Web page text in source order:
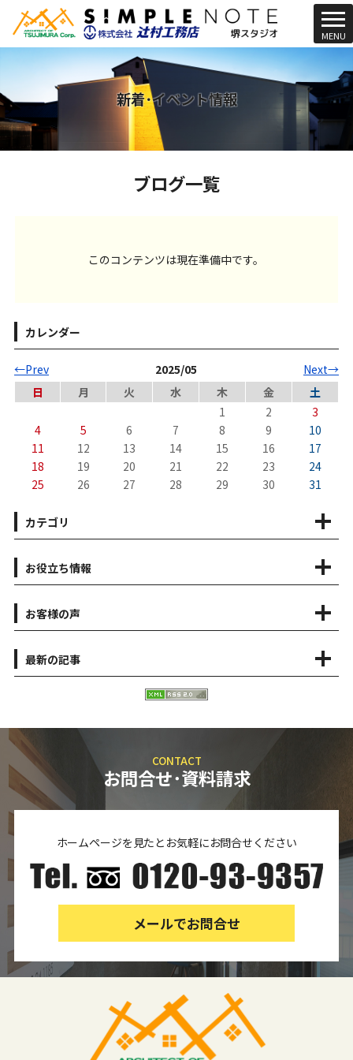
t
o
g
g
l
a
MENU
新着･イベント情報
ブログ一覧
このコンテンツは現在準備中です。
カレンダー
←Prev 2025/05
Next→
日
月 火 水 木 金
土
1
2
3
4
5 6 7 8 9
10
11
12 13 14 15 16
17
18
19 20 21 22 23
24
25
26 27 28 29 30 31
カテゴリ
お役立ち情報
お客様の声
最新の記事
CONTACT
お問合せ･資料請求
ホームページを見たとお気軽にお問合せください
メールでお問合せ